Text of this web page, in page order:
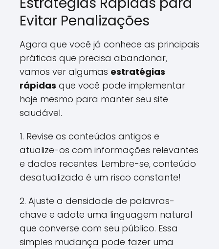
Evitar Penalizações
Agora que você já conhece as principais
práticas que precisa abandonar,
vamos ver algumas estratégias
rápidas que você pode implementar
hoje mesmo para manter seu site
saudável.
1. Revise os conteúdos antigos e
atualize-os com informações relevantes
e dados recentes. Lembre-se, conteúdo
desatualizado é um risco constante!
2. Ajuste a densidade de palavras-
chave e adote uma linguagem natural
que converse com seu público. Essa
simples mudança pode fazer uma